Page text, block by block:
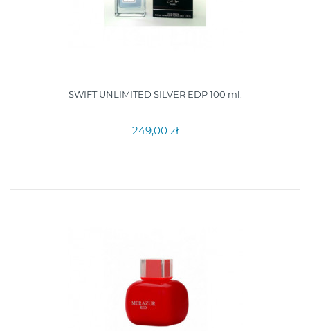
SWIFT UNLIMITED SILVER EDP 100 ml.
249,00 zł